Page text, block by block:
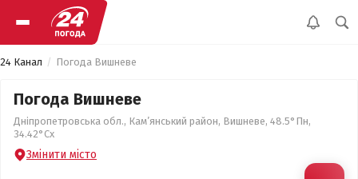
24 Канал Погода Вишневе
Погода Вишневе
Дніпропетровська обл., Кам’янський район, Вишневе, 48.5°Пн,
34.42°Сх
Змінити місто